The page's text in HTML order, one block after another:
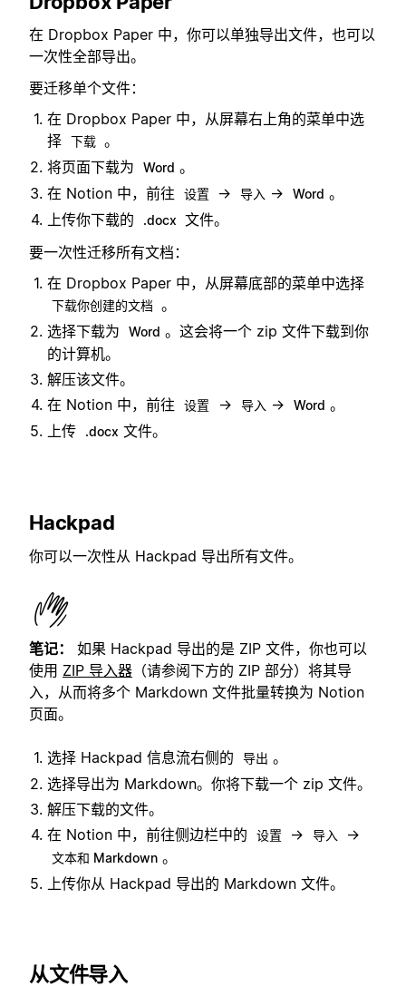
在 Dropbox Paper 中，你可以单独导出文件，也可以
一次性全部导出。
要迁移单个文件：
在 Dropbox Paper 中，从屏幕右上角的菜单中选
择 下载 。
将页面下载为
Word 。
在 Notion 中，前往
设置 → 导入 → Word 。
上传你下载的
.docx 文件。
要一次性迁移所有文档：
在 Dropbox Paper 中，从屏幕底部的菜单中选择
下载你创建的文档 。
选择下载为
Word 。这会将一个 zip 文件下载到你
的计算机。
解压该文件。
在 Notion 中，前往
设置 → 导入 → Word 。
上传
.docx 文件。
Hackpad
你可以一次性从 Hackpad 导出所有文件。
笔记：
如果 Hackpad 导出的是 ZIP 文件，你也可以
使用 ZIP 导入器 （请参阅下方的 ZIP 部分）将其导
入，从而将多个 Markdown 文件批量转换为 Notion
页面。
选择 Hackpad 信息流右侧的 导出 。
选择导出为 Markdown。你将下载一个 zip 文件。
解压下载的文件。
在 Notion 中，前往侧边栏中的
设置 → 导入 →
文本和 Markdown 。
上传你从 Hackpad 导出的 Markdown 文件。
从文件导入